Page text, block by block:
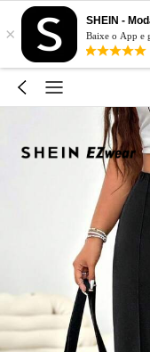
×
SHEIN -
Baixe o App e